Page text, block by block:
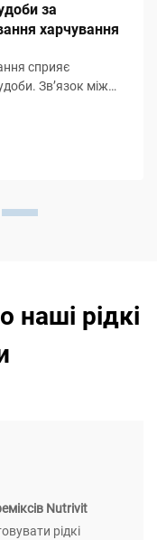
за
харчування
сприяє
Зв’язок між
наші рідкі
Nutrivit
рідкі